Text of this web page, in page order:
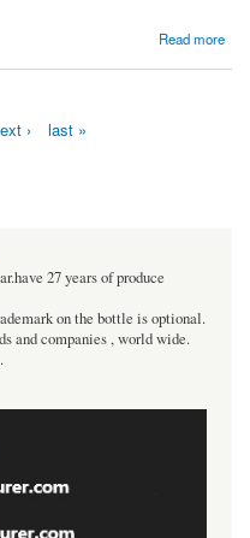
Read more
Art of Headshot Photography in Dubai
› last »
27 years of produce
on the bottle is optional.
and companies , world wide.